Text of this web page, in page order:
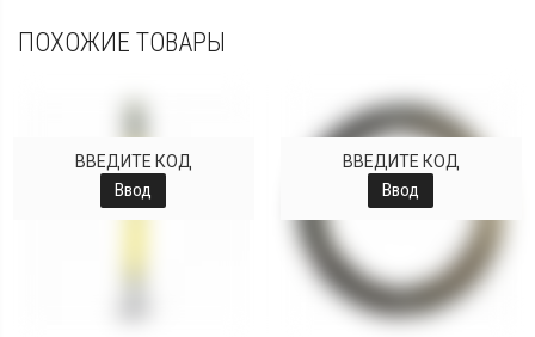
ПОХОЖИЕ ТОВАРЫ
ВВЕДИТЕ КОД
Ввод
ВВЕДИТЕ КОД
Ввод